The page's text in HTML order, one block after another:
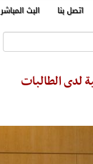
اتصل بنا البث المباشر
لدى الطالبات